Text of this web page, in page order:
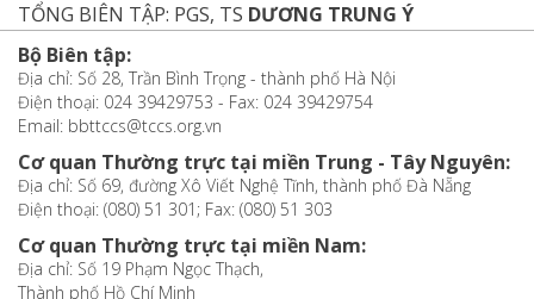
TỔNG BIÊN TẬP: PGS, TS DƯƠNG TRUNG Ý
Bộ Biên tập:
Địa chỉ: Số 28, Trần Bình Trọng - thành phố Hà Nội
Điện thoại: 024 39429753 - Fax: 024 39429754
Email: bbttccs@tccs.org.vn
Cơ quan Thường trực tại miền Trung - Tây Nguyên:
Địa chỉ: Số 69, đường Xô Viết Nghệ Tĩnh, thành phố Đà Nẵng
Điện thoại: (080) 51 301; Fax: (080) 51 303
Cơ quan Thường trực tại miền Nam:
Địa chỉ: Số 19 Phạm Ngọc Thạch,
Thành phố Hồ Chí Minh